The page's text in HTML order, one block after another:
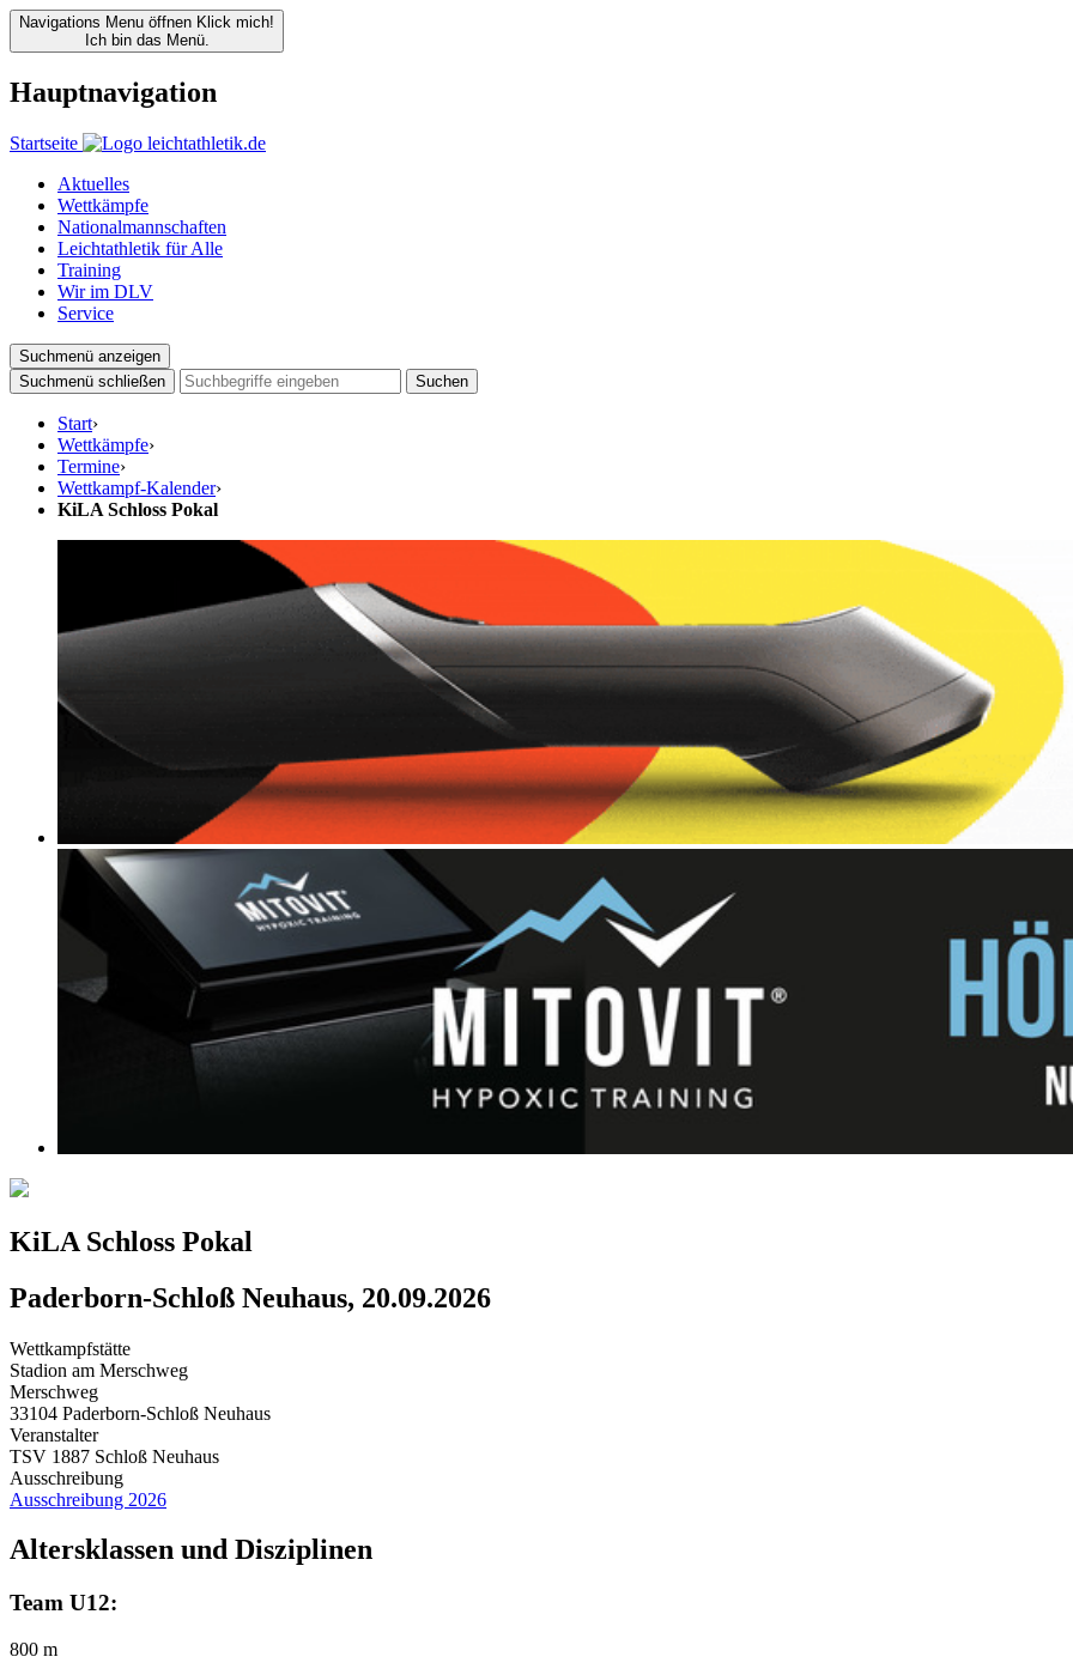
Navigations Menu öffnen Klick mich!
Ich bin das Menü.
Hauptnavigation
Startseite
Aktuelles
Wettkämpfe
Nationalmannschaften
Leichtathletik für Alle
Training
Wir im DLV
Service
Suchmenü anzeigen
Suchmenü schließen
Suchen
Start›
Wettkämpfe›
Termine›
Wettkampf-Kalender›
KiLA Schloss Pokal
KiLA Schloss Pokal
Paderborn-Schloß Neuhaus, 20.09.2026
Wettkampfstätte
Stadion am Merschweg
Merschweg
33104 Paderborn-Schloß Neuhaus
Veranstalter
TSV 1887 Schloß Neuhaus
Ausschreibung
Ausschreibung 2026
Altersklassen und Disziplinen
Team U12:
800 m